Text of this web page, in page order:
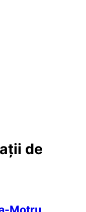
de